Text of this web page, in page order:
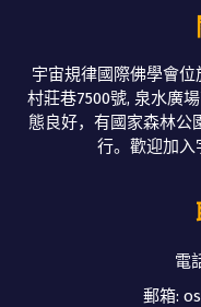
宇宙規律國際佛學會
村莊巷7500號, 泉水廣
態良好，有國家森林公
行。歡迎加入
電
郵箱: